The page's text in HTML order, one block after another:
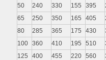
50
240 330 155 395
65
250 350 165 405
80
285 365 175 430
100 360 410 195 510
125
400 455 220 560